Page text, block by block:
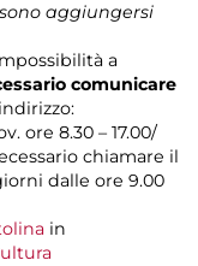
aggiungersi
a
comunicare
ore 8.30 – 17.00/
chiamare il
dalle ore 9.00
in